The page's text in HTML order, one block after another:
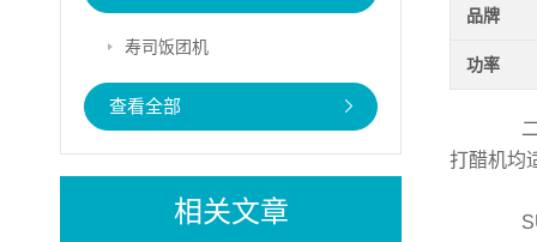
寿司饭团机
查看全部
相关文章
品牌
功率
二
打醋机均